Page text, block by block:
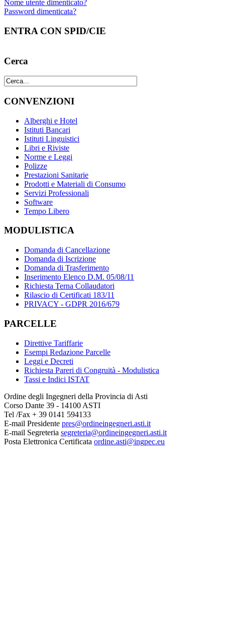
Nome utente dimenticato?
Password dimenticata?
ENTRA CON SPID/CIE
Cerca
CONVENZIONI
Alberghi e Hotel
Istituti Bancari
Istituti Linguistici
Libri e Riviste
Norme e Leggi
Polizze
Prestazioni Sanitarie
Prodotti e Materiali di Consumo
Servizi Professionali
Software
Tempo Libero
MODULISTICA
Domanda di Cancellazione
Domanda di Iscrizione
Domanda di Trasferimento
Inserimento Elenco D.M. 05/08/11
Richiesta Terna Collaudatori
Rilascio di Certificati 183/11
PRIVACY - GDPR 2016/679
PARCELLE
Direttive Tariffarie
Esempi Redazione Parcelle
Leggi e Decreti
Richiesta Pareri di Congruità - Modulistica
Tassi e Indici ISTAT
Ordine degli Ingegneri della Provincia di Asti
Corso Dante 39 - 14100 ASTI
Tel /Fax + 39 0141 594133
E-mail Presidente pres@ordineingegneri.asti.it
E-mail Segreteria segreteria@ordineingegneri.asti.it
Posta Elettronica Certificata ordine.asti@ingpec.eu